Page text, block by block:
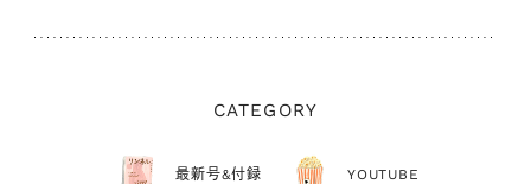
CATEGORY
最新号&付録 YOUTUBE